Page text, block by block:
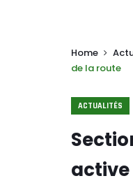
Home
de la route
ACTUALITÉS